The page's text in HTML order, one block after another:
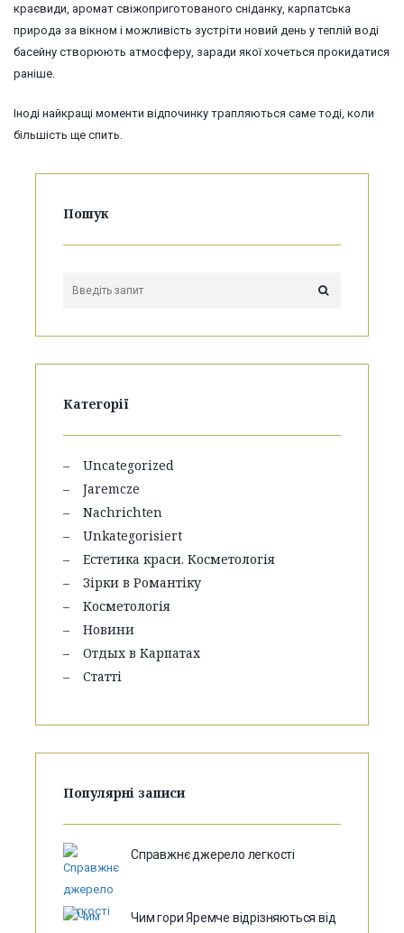
краєвиди, аромат свіжоприготованого сніданку, карпатська
природа за вікном і можливість зустріти новий день у теплій воді
басейну створюють атмосферу, заради якої хочеться прокидатися
раніше.
Іноді найкращі моменти відпочинку трапляються саме тоді, коли
більшість ще спить.
Пошук
Категорії
Uncategorized
Jaremcze
Nachrichten
Unkategorisiert
Естетика краси. Косметологія
Зірки в Романтіку
Косметологія
Новини
Отдых в Карпатах
Статті
Популярні записи
Справжнє джерело легкості
Чим гори Яремче відрізняються від